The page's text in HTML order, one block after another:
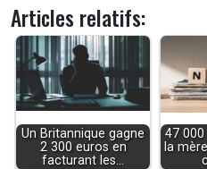
Articles relatifs:
Un Britannique gagne
2 300 euros en
facturant les…
47
la